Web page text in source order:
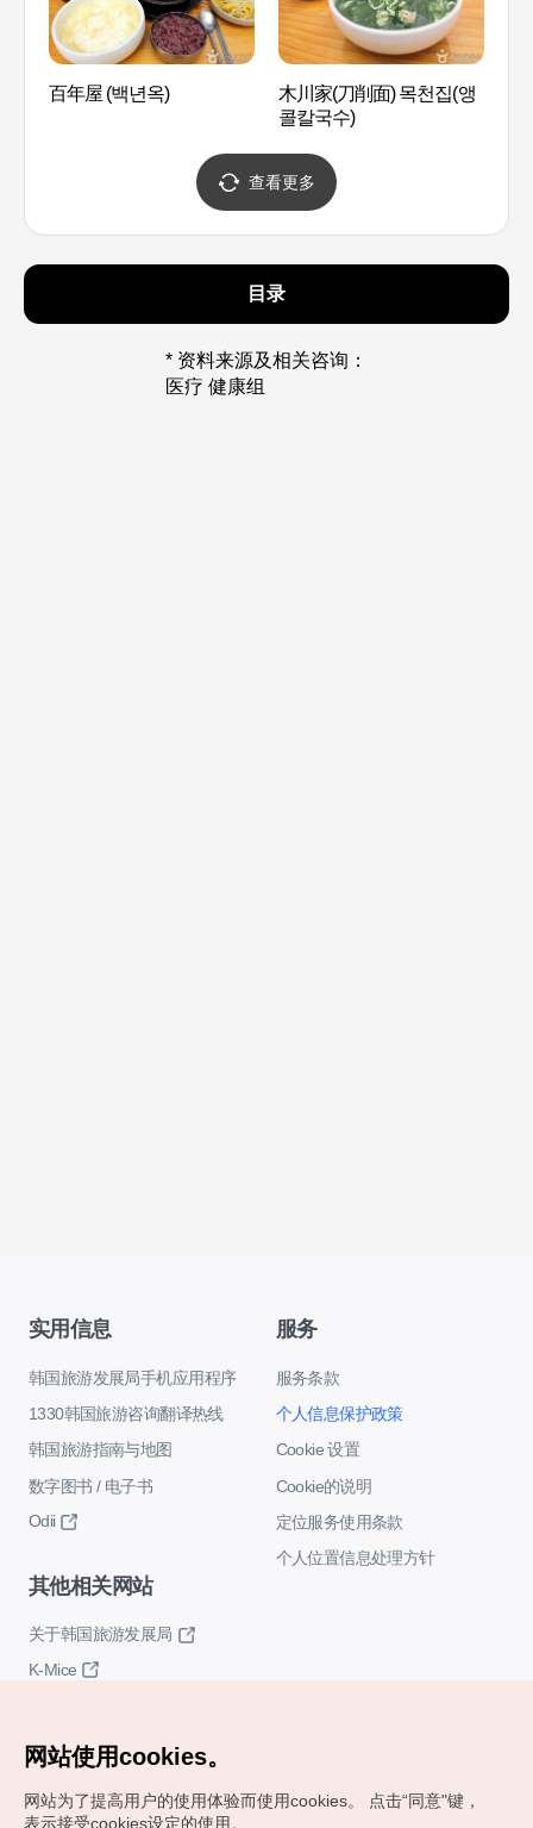
百年屋 (백년옥)
木川家(刀削面) 목천집(앵
콜칼국수)
查看更多
目录
* 资料来源及相关咨询：
医疗 健康组
实用信息
韩国旅游发展局手机应用程序
1330韩国旅游咨询翻译热线
韩国旅游指南与地图
数字图书 / 电子书
Odii
服务
服务条款
个人信息保护政策
Cookie 设置
Cookie的说明
定位服务使用条款
个人位置信息处理方针
其他相关网站
关于韩国旅游发展局
K-Mice
网站使用cookies。
网站为了提高用户的使用体验而使用cookies。
点击“同意"键，
表示接受cookies设定的使用。